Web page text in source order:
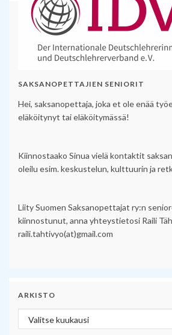
SAKSANOPETTAJIEN SENIORIT
Hei, saksanopettaja, joka et ole enää
eläköitynyt tai eläköitymässä!
Kiinnostaako Sinua vielä kontaktit
oleilu esim. keskustelun, kulttuurin ja
Liity Suomen Saksanopettajat ry:n
kiinnostunut, anna yhteystietosi Raili
raili.tahtivyo(at)gmail.com
ARKISTO
Arkisto